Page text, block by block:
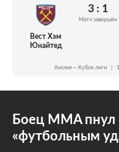
Вест Хэм
Юнайтед
3 : 1
Матч завершён
Англия — Кубок лиги
Боец MMA пнул
«футбольным